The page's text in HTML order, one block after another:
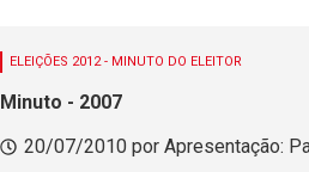
ELEIÇÕES 2012 - MINUTO DO ELEITOR
Minuto - 2007
20/07/2010 por Apresentação: